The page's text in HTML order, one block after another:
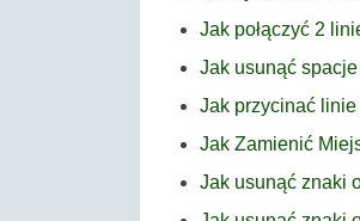
Jak połączyć 2
Jak usunąć
Jak przycinać
Jak Zamienić
Jak usunąć znaki